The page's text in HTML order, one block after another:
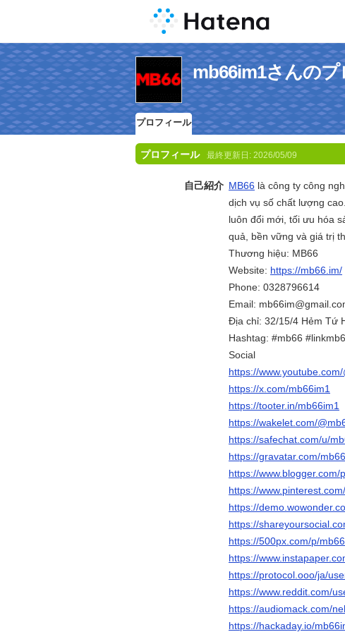
mb66im1さんの
プロフィール
プロフィール 最終更新日: 2026/05/09
自己紹介 MB66 là công ty công
dịch vụ số chất lượng
luôn đổi mới, tối ưu hóa
quả, bền vững và giá trị
Thương hiệu: MB66
Website: https://mb66.im/
Phone: 0328796614
Email:
Địa chỉ: 32/15/4 Hẻm Tứ
Hashtag: #mb66
Social
https://
https://x.com/mb66im1
https://tooter.in/mb66im1
https://wakelet.com/
https://safechat.com/u/
https://gravatar.com/
https://
https://
https://
https://
https://500px.com/p/
https://
https://protocol.ooo/ja/
https://www.reddit.com/
https://audiomack.com/
https://hackaday.io/